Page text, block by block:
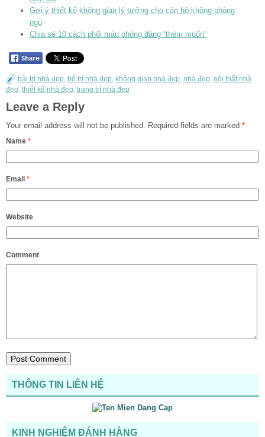
Gợi ý thiết kế không gian lý tưởng cho căn hộ không phòng
ngủ
Chia sẻ 10 cách phối màu phòng đáng “thèm muốn”
bài trí nhà đẹp bố trí nhà đẹp không gian nhà đẹp nhà đẹp nội thất nhà
đẹp thiết kế nhà đẹp trang trí nhà đẹp
Leave a Reply
Your email address will not be published. Required fields are marked *
Name *
Email *
Website
Comment
THÔNG TIN LIÊN HỆ
KINH NGHIỆM ĐÁNH HÀNG